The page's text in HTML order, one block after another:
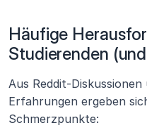
Häufige
Studierenden
Aus Reddit-
Erfahrungen ergeben
Schmerzpunkte: